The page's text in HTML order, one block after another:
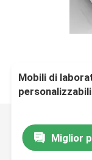
Mobili di
personalizzabili
Miglior